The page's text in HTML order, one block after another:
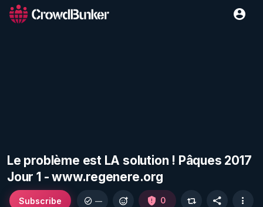
Le problème est LA solution ! Pâques 2017
Jour 1 - www.regenere.org
Subscribe — 0